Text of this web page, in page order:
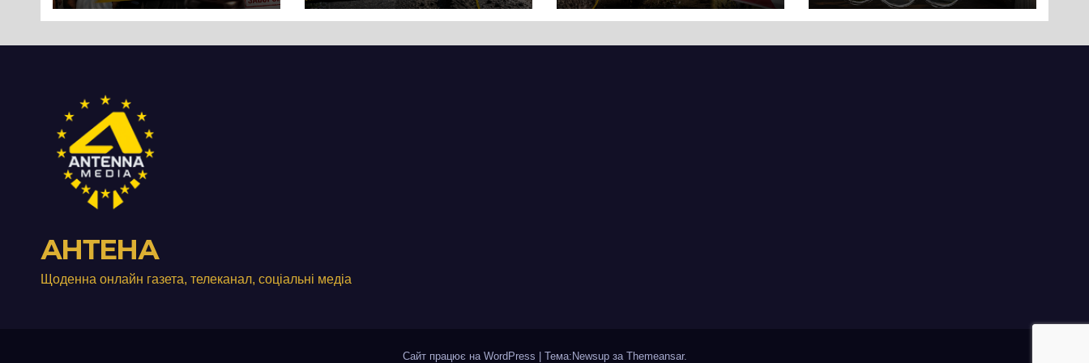
протест до стін
виробництвом
м’яса птиці
Черкас
супермаркету
АНТЕНА
Щоденна онлайн газета, телеканал, соціальні медіа
Сайт працює на WordPress Тема:Newsup за Themeansar.